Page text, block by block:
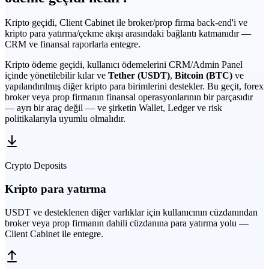
Kripto geçidi, Client Cabinet ile broker/prop firma back-end'i ve
kripto para yatırma/çekme akışı arasındaki bağlantı katmanıdır —
CRM ve finansal raporlarla entegre.
Kripto ödeme geçidi, kullanıcı ödemelerini CRM/Admin Panel
içinde yönetilebilir kılar ve Tether (USDT), Bitcoin (BTC) ve
yapılandırılmış diğer kripto para birimlerini destekler. Bu geçit, forex
broker veya prop firmanın finansal operasyonlarının bir parçasıdır
— ayrı bir araç değil — ve şirketin Wallet, Ledger ve risk
politikalarıyla uyumlu olmalıdır.
Crypto Deposits
Kripto para yatırma
USDT ve desteklenen diğer varlıklar için kullanıcının cüzdanından
broker veya prop firmanın dahili cüzdanına para yatırma yolu —
Client Cabinet ile entegre.